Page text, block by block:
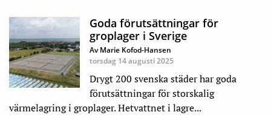
Goda förutsättningar för
groplager i Sverige
Av Marie Kofod-Hansen
torsdag 14 augusti 2025
Drygt 200 svenska städer har goda
förutsättningar för storskalig
värmelagring i groplager. Hetvattnet i lagre...